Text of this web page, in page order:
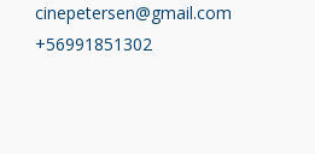
cinepetersen@gmail.com
+56991851302